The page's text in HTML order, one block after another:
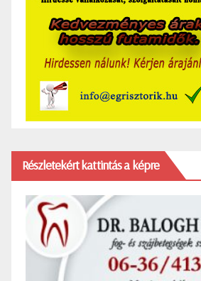
Részletekért kattintás a képre